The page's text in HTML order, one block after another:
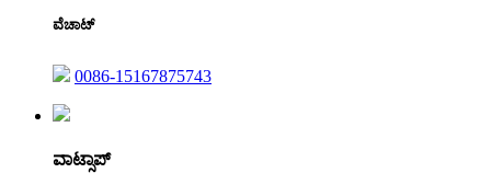
ವೆಚಾಟ್
0086-15167875743
ವಾಟ್ಸಾಪ್